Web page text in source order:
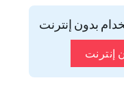
بدون إنترنت
إنترنت